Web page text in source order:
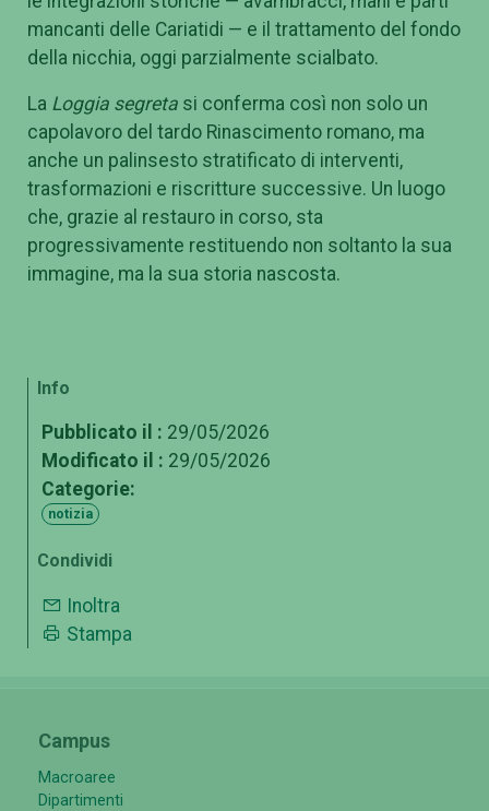
mancanti delle Cariatidi — e il trattamento del fondo
della nicchia, oggi parzialmente scialbato.
La Loggia segreta si conferma così non solo un
capolavoro del tardo Rinascimento romano, ma
anche un palinsesto stratificato di interventi,
trasformazioni e riscritture successive. Un luogo
che, grazie al restauro in corso, sta
progressivamente restituendo non soltanto la sua
immagine, ma la sua storia nascosta.
Info
Pubblicato il : 29/05/2026
Modificato il : 29/05/2026
Categorie:
notizia
Condividi
Inoltra
Stampa
Campus
Macroaree
Dipartimenti